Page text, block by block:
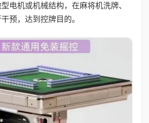
电机或机械结构，在麻将机洗牌、
预，达到控牌目的。